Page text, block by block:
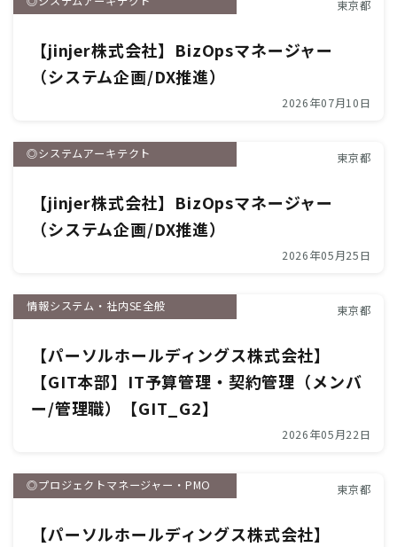
東京都
【jinjer株式会社】BizOpsマネージャー
（システム企画/DX推進）
2026年07月10日
◎システムアーキテクト 東京都
【jinjer株式会社】BizOpsマネージャー
（システム企画/DX推進）
2026年05月25日
情報システム・社内SE全般 東京都
【パーソルホールディングス株式会社】
【GIT本部】IT予算管理・契約管理（メンバ
ー/管理職）【GIT_G2】
2026年05月22日
◎プロジェクトマネージャー・PMO 東京都
【パーソルホールディングス株式会社】